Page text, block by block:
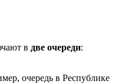
в две очереди:
очередь в Республике